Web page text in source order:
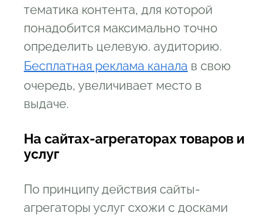
тематика контента, для которой
понадобится максимально точно
определить целевую. аудиторию.
Бесплатная реклама канала в свою
очередь, увеличивает место в
выдаче.
На сайтах-агрегаторах товаров и
услуг
По принципу действия сайты-
агрегаторы услуг схожи с досками